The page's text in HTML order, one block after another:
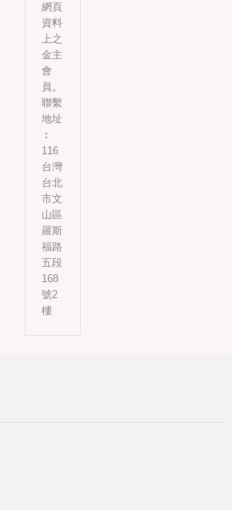
網頁
資料
上之
金主
會
員。
聯繫
地址
︰
116
台灣
台北
市文
山區
羅斯
福路
五段
168
號2
樓